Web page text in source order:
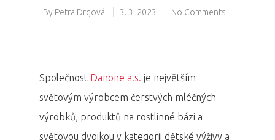
By Petra Drgová 3. 3. 2023 No Comments
Společnost Danone a.s. je největším
světovým výrobcem čerstvých mléčných
výrobků, produktů na rostlinné bázi a
světovou dvojkou v kategorii dětské výživy a